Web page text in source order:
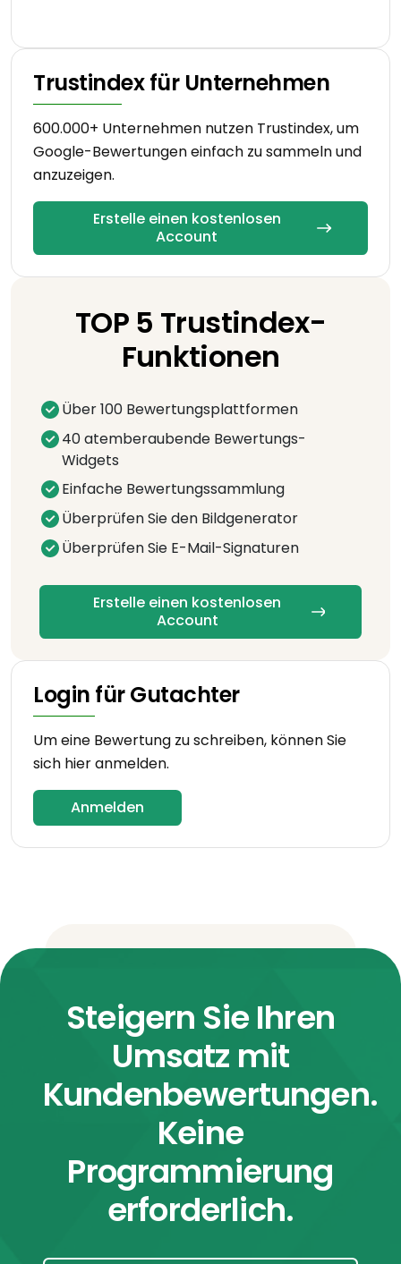
Trustindex für Unternehmen
600.000+ Unternehmen nutzen Trustindex, um
Google-Bewertungen einfach zu sammeln und
anzuzeigen.
Erstelle einen kostenlosen
Account
TOP 5 Trustindex-
Funktionen
Über 100 Bewertungsplattformen
40 atemberaubende Bewertungs-
Widgets
Einfache Bewertungssammlung
Überprüfen Sie den Bildgenerator
Überprüfen Sie E-Mail-Signaturen
Erstelle einen kostenlosen
Account
Login für Gutachter
Um eine Bewertung zu schreiben, können Sie
sich hier anmelden.
Anmelden
Steigern Sie Ihren
Umsatz mit
Kundenbewertungen.
Keine
Programmierung
erforderlich.